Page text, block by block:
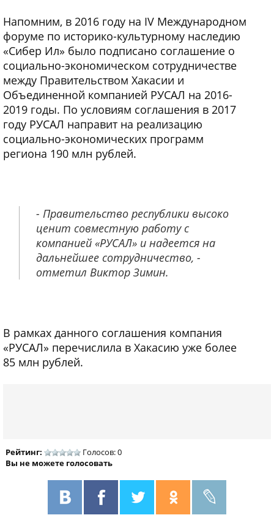
Напомним, в 2016 году на IV Международном
форуме по историко-культурному наследию
«Сибер Ил» было подписано соглашение о
социально-экономическом сотрудничестве
между Правительством Хакасии и
Объединенной компанией РУСАЛ на 2016-
2019 годы. По условиям соглашения в 2017
году РУСАЛ направит на реализацию
социально-экономических программ
региона 190 млн рублей.
- Правительство республики высоко
ценит совместную работу с
компанией «РУСАЛ» и надеется на
дальнейшее сотрудничество, -
отметил Виктор Зимин.
В рамках данного соглашения компания
«РУСАЛ» перечислила в Хакасию уже более
85 млн рублей.
Рейтинг:
Голосов: 0
Вы не можете голосовать